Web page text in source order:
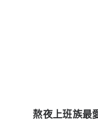
熬夜上班族最